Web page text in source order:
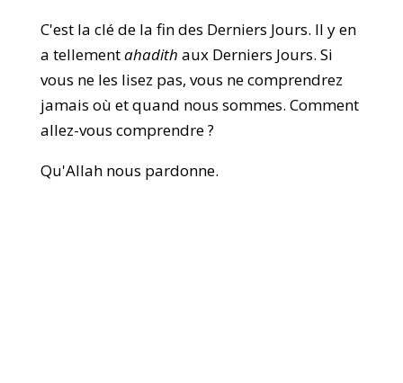
C'est la clé de la fin des Derniers Jours. Il y en
a tellementahadith aux Derniers Jours. Si
vous ne les lisez pas, vous ne comprendrez
jamais où et quand nous sommes. Comment
allez-vous comprendre ?
Qu'Allah nous pardonne.